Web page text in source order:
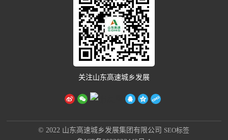
关注山东高速城乡发展
© 2022 山东高速城乡发展集团有限公司 SEO标签